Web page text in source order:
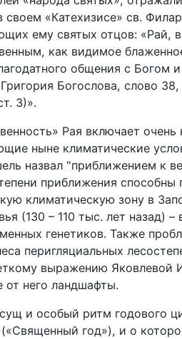
своем «Катехизисе» св.
ему святых отцов: «Рай,
как видимое
общения с Богом
Богослова, слово
3)».
Рая включает
ныне климатические
назвал "приближением к
приближения
климатическую зону в
(130 – 110 тыс. лет назад)
генетиков. Также
перигляциальных
выражению Яковлевой
от него ландшафты.
и особый ритм годового
год»), и о